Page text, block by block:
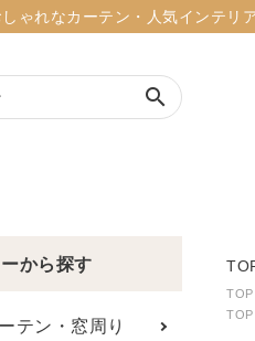
ゃれなカーテン・人気インテリ
search
person 新規会員登録
から探す
テン・窓周り
TOP
TOP